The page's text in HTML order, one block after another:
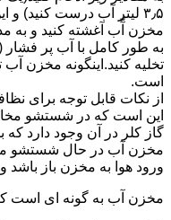
۳٫۵ لیتر آب درست کنید) و
به طور کامل با آب پر
تخلیه کنید.اینگونه مخزن
است.
از نکات قابل توجه برای
این است که در شستشو
گاز کلر در آن وجود دارد
مخزن آب در حال شستشو می
ورود هوا به مخزن باز باشد
مخزن آب به گونه ای است